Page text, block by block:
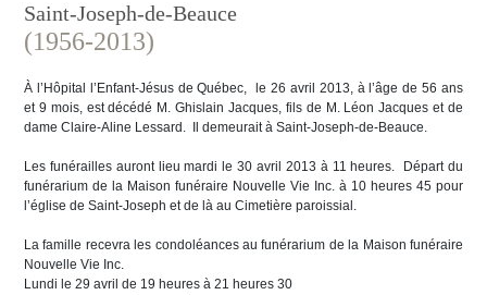
Saint-Joseph-de-Beauce
(1956-2013)
À l’Hôpital l’Enfant-Jésus de Québec, le 26 avril 2013, à l’âge de 56 ans
et 9 mois, est décédé M. Ghislain Jacques, fils de M. Léon Jacques et de
dame Claire-Aline Lessard. Il demeurait à Saint-Joseph-de-Beauce.
Les funérailles auront lieu mardi le 30 avril 2013 à 11 heures. Départ du
funérarium de la Maison funéraire Nouvelle Vie Inc. à 10 heures 45 pour
l’église de Saint-Joseph et de là au Cimetière paroissial.
La famille recevra les condoléances au funérarium de la Maison funéraire
Nouvelle Vie Inc.
Lundi le 29 avril de 19 heures à 21 heures 30